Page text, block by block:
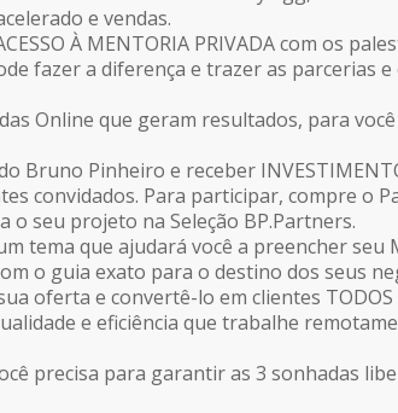
e vendas.
À MENTORIA PRIVADA com os
fazer a diferença e trazer as parcerias e
Online que geram resultados, para
Bruno Pinheiro e receber
convidados. Para participar, compre o
o seu projeto na Seleção BP.Partners.
tema que ajudará você a preencher seu
o guia exato para o destino dos seus
oferta e convertê-lo em clientes TODOS
e eficiência que trabalhe
precisa para garantir as 3 sonhadas